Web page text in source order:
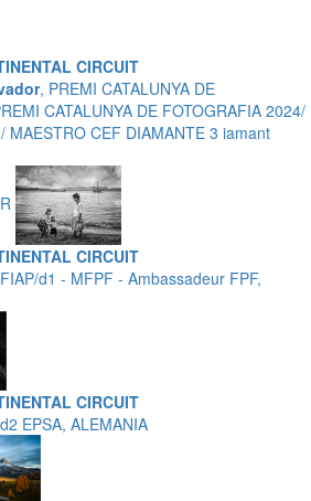
CIRCUIT
, PREMI CATALUNYA DE
CATALUNYA DE FOTOGRAFIA 2024/
MAESTRO CEF DIAMANTE 3 iamant
CIRCUIT
d1 - MFPF - Ambassadeur FPF,
CIRCUIT
EPSA, ALEMANIA